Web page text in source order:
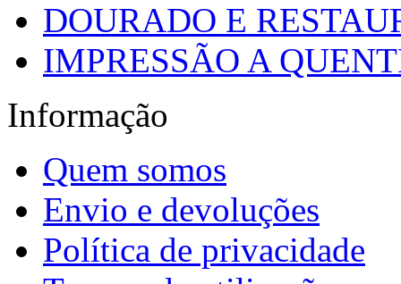
DOURADO E
IMPRESSÃO A
Informação
Quem somos
Envio e devoluções
Política de privacidade